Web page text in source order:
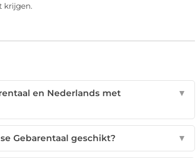
krijgen.
en Nederlands met
▼
Gebarentaal geschikt? ▼